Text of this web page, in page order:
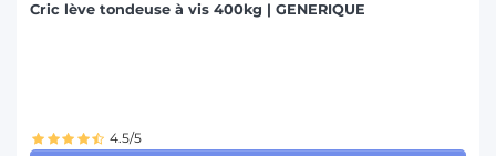
Cric lève tondeuse à vis 400kg | GENERIQUE
4.5/5